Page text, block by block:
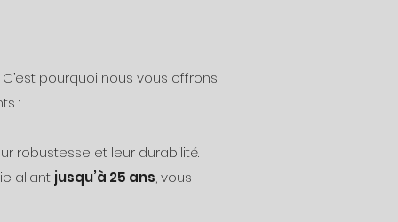
C’est pourquoi nous vous offrons
:
robustesse et leur durabilité.
allant jusqu’à 25 ans, vous